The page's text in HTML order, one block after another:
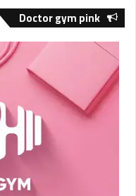
Doctor gym pink